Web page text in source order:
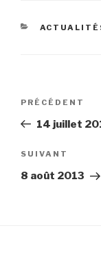
Navigation
l’article
Article
précédent
PRÉCÉDENT
14 juillet
Article
suivant
SUIVANT
8 août 2013